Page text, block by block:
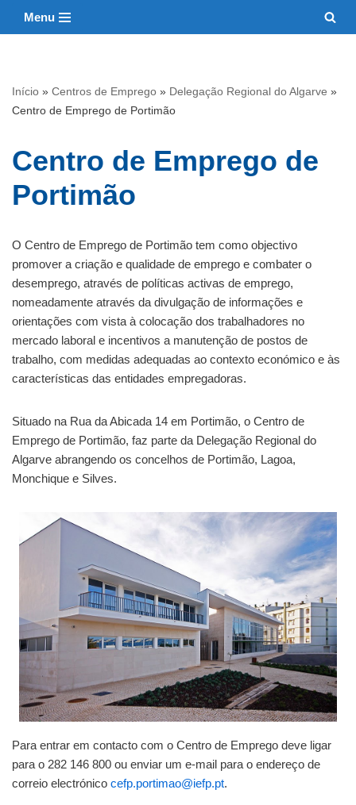
conteúdo
Menu
Início » Centros de Emprego » Delegação Regional do Algarve »
Centro de Emprego de Portimão
Centro de Emprego de
Portimão
O Centro de Emprego de Portimão tem como objectivo
promover a criação e qualidade de emprego e combater o
desemprego, através de políticas activas de emprego,
nomeadamente através da divulgação de informações e
orientações com vista à colocação dos trabalhadores no
mercado laboral e incentivos a manutenção de postos de
trabalho, com medidas adequadas ao contexto económico e às
características das entidades empregadoras.
Situado na Rua da Abicada 14 em Portimão, o Centro de
Emprego de Portimão, faz parte da Delegação Regional do
Algarve abrangendo os concelhos de Portimão, Lagoa,
Monchique e Silves.
Para entrar em contacto com o Centro de Emprego deve ligar
para o 282 146 800 ou enviar um e-mail para o endereço de
correio electrónico cefp.portimao@iefp.pt.